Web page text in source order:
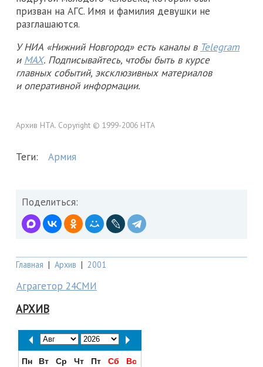
призван на АГС. Имя и фамилия девушки не
разглашаются.
У НИА «Нижний Новгород» есть каналы в Telegram
и MAX. Подписывайтесь, чтобы быть в курсе
главных событий, эксклюзивных материалов
и оперативной информации.
Архив НТА. Copyright © 1999-2006 НТА
Теги: Армия
Поделиться:
Главная | Архив | 2001
Аграгетор 24СМИ
АРХИВ
Пн Вт Ср Чт Пт Сб
Вс